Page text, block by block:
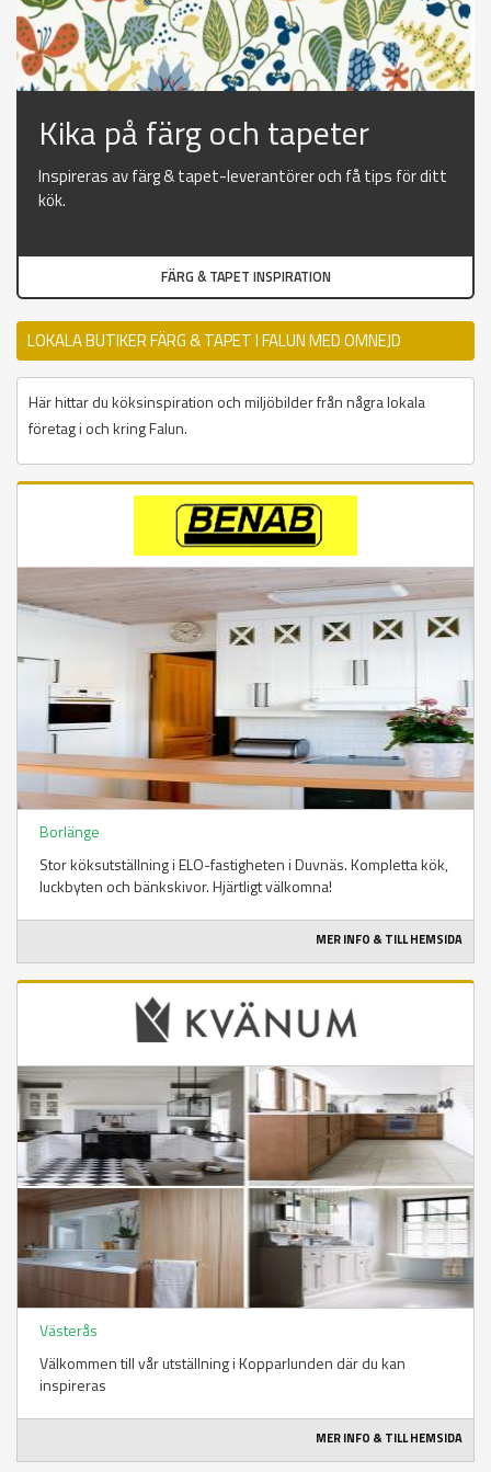
Kika på färg och tapeter
Inspireras av färg & tapet-leverantörer och få tips för ditt
kök.
FÄRG & TAPET INSPIRATION
LOKALA BUTIKER FÄRG & TAPET I FALUN MED OMNEJD
Här hittar du köksinspiration och miljöbilder från några lokala
företag i och kring Falun.
Borlänge
Stor köksutställning i ELO-fastigheten i Duvnäs. Kompletta kök,
luckbyten och bänkskivor. Hjärtligt välkomna!
MER INFO & TILL HEMSIDA
Västerås
Välkommen till vår utställning i Kopparlunden där du kan
inspireras
MER INFO & TILL HEMSIDA